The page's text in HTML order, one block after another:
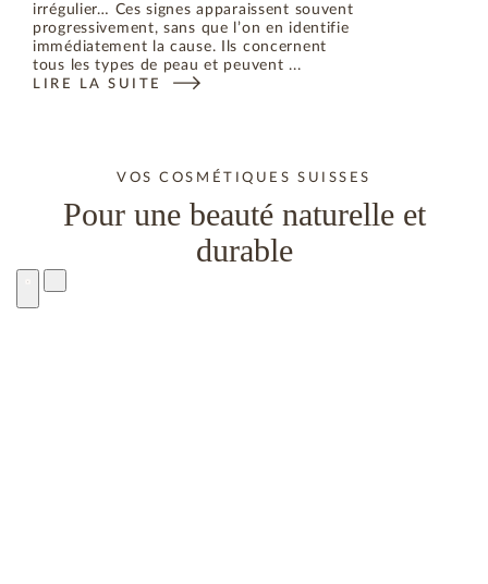
irrégulier… Ces signes apparaissent souvent
progressivement, sans que l’on en identifie
immédiatement la cause. Ils concernent
tous les types de peau et peuvent ...
LIRE LA SUITE
VOS COSMÉTIQUES SUISSES
Pour une beauté naturelle et
durable